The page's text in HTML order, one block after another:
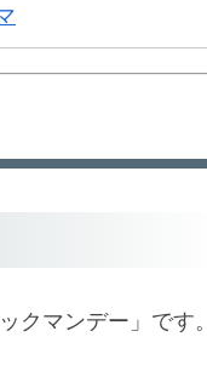
クマンデー」です。